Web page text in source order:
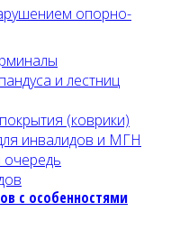
опорно-
и лестниц
(коврики)
инвалидов и МГН
очередь
с особенностями